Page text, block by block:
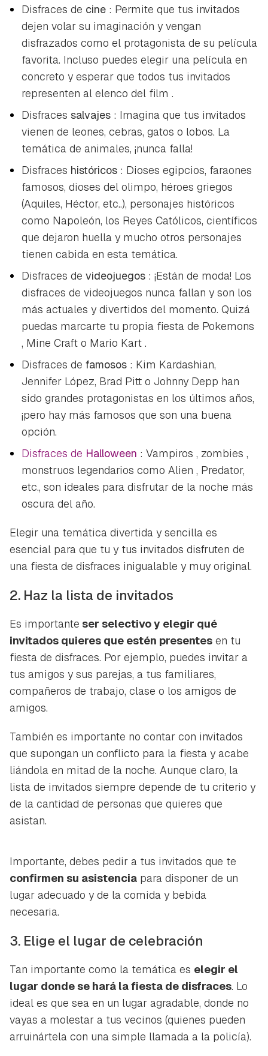
Disfraces de cine : Permite que tus invitados
dejen volar su imaginación y vengan
disfrazados como el protagonista de su película
favorita. Incluso puedes elegir una película en
concreto y esperar que todos tus invitados
representen al elenco del film .
Disfraces salvajes : Imagina que tus invitados
vienen de leones, cebras, gatos o lobos. La
temática de animales, ¡nunca falla!
Disfraces históricos : Dioses egipcios, faraones
famosos, dioses del olimpo, héroes griegos
(Aquiles, Héctor, etc..), personajes históricos
como Napoleón, los Reyes Católicos, científicos
que dejaron huella y mucho otros personajes
tienen cabida en esta temática.
Disfraces de videojuegos : ¡Están de moda! Los
disfraces de videojuegos nunca fallan y son los
más actuales y divertidos del momento. Quizá
puedas marcarte tu propia fiesta de Pokemons
, Mine Craft o Mario Kart .
Disfraces de famosos : Kim Kardashian,
Jennifer López, Brad Pitt o Johnny Depp han
sido grandes protagonistas en los últimos años,
¡pero hay más famosos que son una buena
opción.
Disfraces de Halloween : Vampiros , zombies ,
monstruos legendarios como Alien , Predator,
etc., son ideales para disfrutar de la noche más
oscura del año.
Elegir una temática divertida y sencilla es
esencial para que tu y tus invitados disfruten de
una fiesta de disfraces inigualable y muy original.
2. Haz la lista de invitados
Es importante ser selectivo y elegir qué
invitados quieres que estén presentes en tu
fiesta de disfraces. Por ejemplo, puedes invitar a
tus amigos y sus parejas, a tus familiares,
compañeros de trabajo, clase o los amigos de
amigos.
También es importante no contar con invitados
que supongan un conflicto para la fiesta y acabe
liándola en mitad de la noche. Aunque claro, la
lista de invitados siempre depende de tu criterio y
de la cantidad de personas que quieres que
asistan.
Importante, debes pedir a tus invitados que te
confirmen su asistencia para disponer de un
lugar adecuado y de la comida y bebida
necesaria.
3. Elige el lugar de celebración
Tan importante como la temática es elegir el
lugar donde se hará la fiesta de disfraces. Lo
ideal es que sea en un lugar agradable, donde no
vayas a molestar a tus vecinos (quienes pueden
arruinártela con una simple llamada a la policía).